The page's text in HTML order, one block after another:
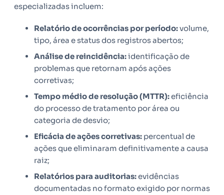
especializadas incluem:
Relatório de ocorrências por período:volume,
tipo, área e status dos registros abertos;
Análise de reincidência:identificação de
problemas que retornam após ações
corretivas;
Tempo médio de resolução (MTTR):eficiência
do processo de tratamento por área ou
categoria de desvio;
Eficácia de ações corretivas: percentual de
ações que eliminaram definitivamente a causa
raiz;
Relatórios para auditorias:evidências
documentadas no formato exigido por normas